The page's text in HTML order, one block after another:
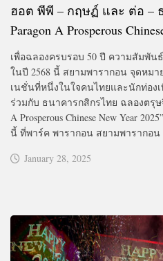
ฮอต พีพี – กฤษฏ์ และ ต่อ –
Paragon A Prosperous
เพื่อฉลองครบรอบ 50 ปี ความสัมพัน
ในปี 2568 นี้ สยามพารากอน จุดหม
เนชั่นที่หนึ่งในใจคนไทยและนักท่อง
ร่วมกับ ธนาคารกสิกรไทย ฉลองตรุษ
A Prosperous Chinese New Year
นี้ ที่พาร์ค พารากอน สยามพารากอ
January 28, 2025